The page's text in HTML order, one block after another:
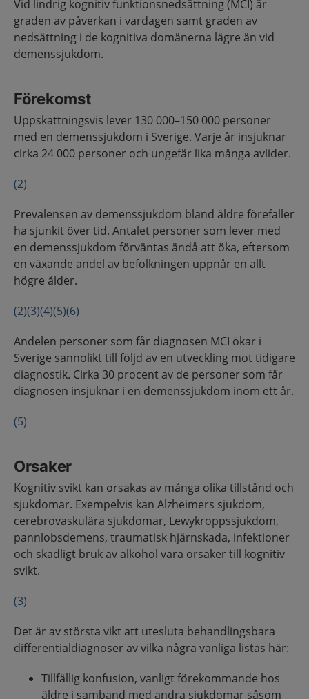
Vid lindrig kognitiv funktionsnedsättning (MCI) är
graden av påverkan i vardagen samt graden av
nedsättning i de kognitiva domänerna lägre än vid
demenssjukdom.
Förekomst
Uppskattningsvis lever 130 000–150 000 personer
med en demenssjukdom i Sverige. Varje år insjuknar
cirka 24 000 personer och ungefär lika många avlider.
(2)
Prevalensen av demenssjukdom bland äldre förefaller
ha sjunkit över tid. Antalet personer som lever med
en demenssjukdom förväntas ändå att öka, eftersom
en växande andel av befolkningen uppnår en allt
högre ålder.
(2)(3)(4)(5)(6)
Andelen personer som får diagnosen MCI ökar i
Sverige sannolikt till följd av en utveckling mot tidigare
diagnostik. Cirka 30 procent av de personer som får
diagnosen insjuknar i en demenssjukdom inom ett år.
(5)
Orsaker
Kognitiv svikt kan orsakas av många olika tillstånd och
sjukdomar. Exempelvis kan Alzheimers sjukdom,
cerebrovaskulära sjukdomar, Lewykroppssjukdom,
pannlobsdemens, traumatisk hjärnskada, infektioner
och skadligt bruk av alkohol vara orsaker till kognitiv
svikt.
(3)
Det är av största vikt att utesluta behandlingsbara
differentialdiagnoser av vilka några vanliga listas här:
Tillfällig konfusion, vanligt förekommande hos
äldre i samband med andra sjukdomar såsom